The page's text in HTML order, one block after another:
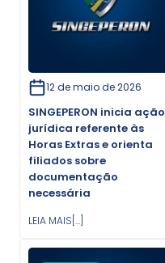
12 de maio de 2026
SINGEPERON inicia ação
jurídica referente às
Horas Extras e orienta
filiados sobre
documentação
necessária
LEIA MAIS[...]